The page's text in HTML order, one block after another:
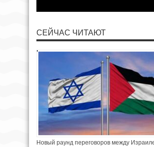
СЕЙЧАС ЧИТАЮТ
Новый раунд переговоров между